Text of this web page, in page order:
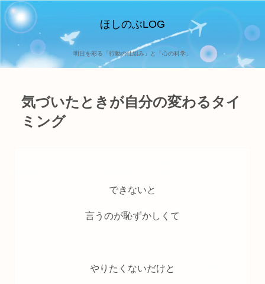
ほしのぶLOG
明日を彩る「行動の仕組み」と「心の科学」
気づいたときが自分の変わるタイ
ミング
できないと
言うのが恥ずかしくて
やりたくないだけと